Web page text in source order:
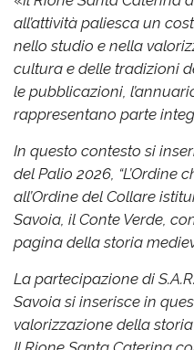
all’attività paliesca un
nello studio e nella
cultura e delle tradizioni
le pubblicazioni,
rappresentano parte
In questo contesto si
del Palio 2026, “L’Ordine
all’Ordine del Collare
Savoia, il Conte Verde,
pagina della storia
La partecipazione di
Savoia si inserisce in
valorizzazione della